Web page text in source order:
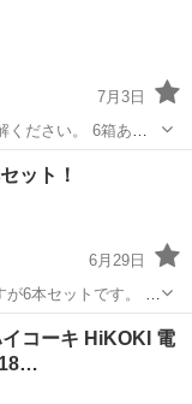
7月3日
ださい。 6箱あり
ット！
6月29日
6本セットです。 １
センチ✕200メート
コーキ HiKOKI 電